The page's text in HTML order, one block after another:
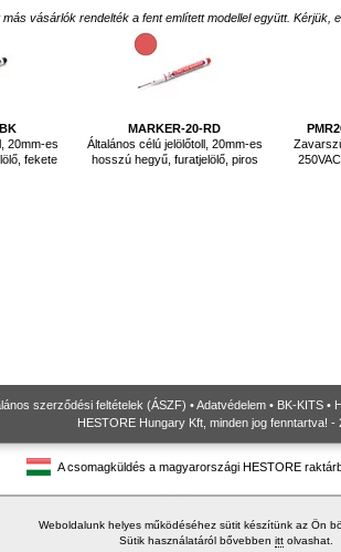
vásárlók rendelték a fent említett modellel együtt. Kérjük,
20mm-es
fekete
MARKER-20-RD
Általános célú jelölőtoll, 20mm-es
hosszú hegyű, furatjelölő, piros
szerződési feltételek (ÁSZF) •Adatvédelem • BK-KITS •
HESTORE Hungary Kft, minden jog fenntartva! -
Weboldalunk helyes működéséhez sütit készítünk az Ön
Sütik használatáról bővebben ittolvashat.
A csomagküldés a magyarországi HESTORE